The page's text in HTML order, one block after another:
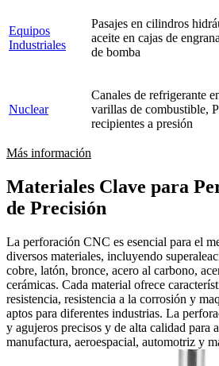
Equipos
Industriales
Pasajes en cilindros
aceite en cajas de
de bomba
Nuclear
Canales de refrigerante
varillas de combustible,
recipientes a presión
Más información
Materiales Clave para
de Precisión
La perforación CNC es esencial para el
diversos materiales, incluyendo
cobre, latón, bronce, acero al carbono,
cerámicas. Cada material ofrece
resistencia, resistencia a la corrosión y
aptos para diferentes industrias. La
y agujeros precisos y de alta calidad para
manufactura, aeroespacial, automotriz y